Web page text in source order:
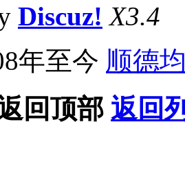
Discuz! X3.4
年至今 顺德
回顶部 返回